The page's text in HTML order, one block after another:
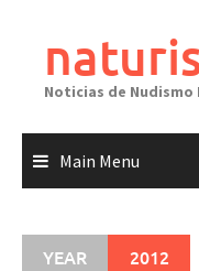
Noticias de Nudismo
Main Menu
YEAR 2012